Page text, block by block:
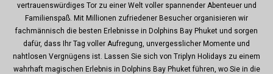
HKD
SGD
USD
vertrauenswürdiges Tor zu einer Welt voller spannender Abenteuer und
Familienspaß. Mit Millionen zufriedener Besucher organisieren wir
fachmännisch die besten Erlebnisse in Dolphins Bay Phuket und sorgen
dafür, dass Ihr Tag voller Aufregung, unvergesslicher Momente und
nahtlosen Vergnügens ist. Lassen Sie sich von Triplyn Holidays zu einem
wahrhaft magischen Erlebnis in Dolphins Bay Phuket führen, wo Sie in die